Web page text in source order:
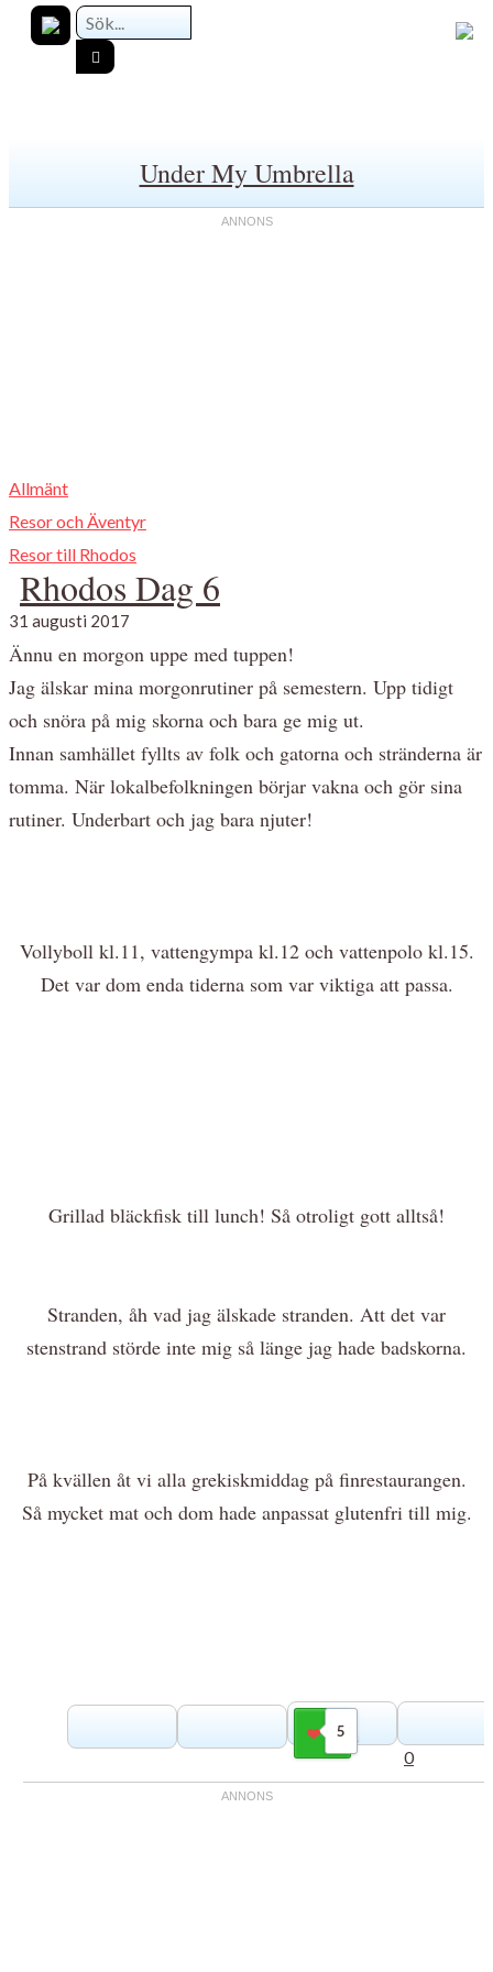
Under My Umbrella
Allmänt
Resor och Äventyr
Resor till Rhodos
Rhodos Dag 6
31 augusti 2017
Ännu en morgon uppe med tuppen!
Jag älskar mina morgonrutiner på semestern. Upp tidigt
och snöra på mig skorna och bara ge mig ut.
Innan samhället fyllts av folk och gatorna och stränderna är
tomma. När lokalbefolkningen börjar vakna och gör sina
rutiner. Underbart och jag bara njuter!
Vollyboll kl.11, vattengympa kl.12 och vattenpolo kl.15.
Det var dom enda tiderna som var viktiga att passa.
Grillad bläckfisk till lunch! Så otroligt gott alltså!
Stranden, åh vad jag älskade stranden. Att det var
stenstrand störde inte mig så länge jag hade badskorna.
På kvällen åt vi alla grekiskmiddag på finrestaurangen.
Så mycket mat och dom hade anpassat glutenfri till mig.
5
Gilla
0